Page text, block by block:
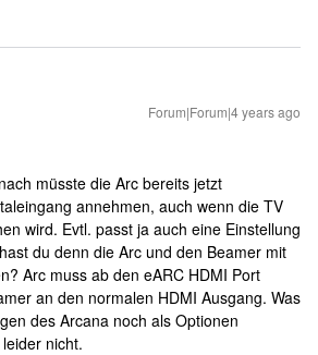
Forum|Forum|4 years ago
müsste die Arc bereits jetzt
annehmen, auch wenn die TV
wird. Evtl. passt ja auch eine Einstellung
du denn die Arc und den Beamer mit
Arc muss ab den eARC HDMI Port
an den normalen HDMI Ausgang. Was
des Arcana noch als Optionen
nicht.